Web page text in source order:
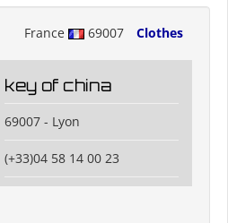
France 69007 Clothes
key of china
69007 - Lyon
(+33)04 58 14 00 23